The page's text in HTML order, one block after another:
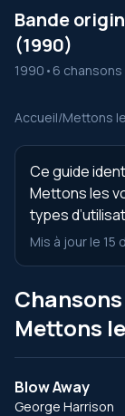
Bande
(1990)
1990 • 6 chansons
Accueil/Mettons
Ce guide
Mettons les
types
Mis à jour le 15
Mettons
Blow Away
George Harrison